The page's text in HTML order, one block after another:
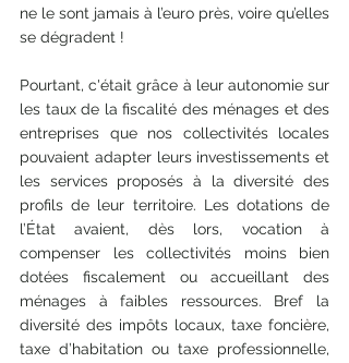
ne le sont jamais à l’euro près, voire qu’elles
se dégradent !
Pourtant, c'était grâce à leur autonomie sur
les taux de la fiscalité des ménages et des
entreprises que nos collectivités locales
pouvaient adapter leurs investissements et
les services proposés à la diversité des
profils de leur territoire. Les dotations de
l’État avaient, dès lors, vocation à
compenser les collectivités moins bien
dotées fiscalement ou accueillant des
ménages à faibles ressources. Bref la
diversité des impôts locaux, taxe foncière,
taxe d’habitation ou taxe professionnelle,